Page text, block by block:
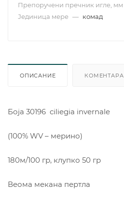
Препоручени пречник игле, мм
Јединица мере — комад
ОПИСАНИЕ КОМЕНТАРА
Боја 30196 ciliegia invernale
(100% WV – мерино)
180м/100 гр, клупко 50 гр
Веома мекана пертла